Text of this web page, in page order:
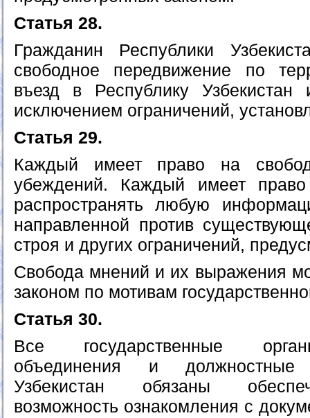
Статья 28.
Гражданин Республики
свободное передвижение по
въезд в Республику
исключением ограничений,
Статья 29.
Каждый имеет право на
убеждений. Каждый имеет
распространять любую
направленной против
строя и других ограничений,
Свобода мнений и их выражения
законом по мотивам
Статья 30.
Все государственные
объединения и
Узбекистан обязаны
возможность ознакомления с